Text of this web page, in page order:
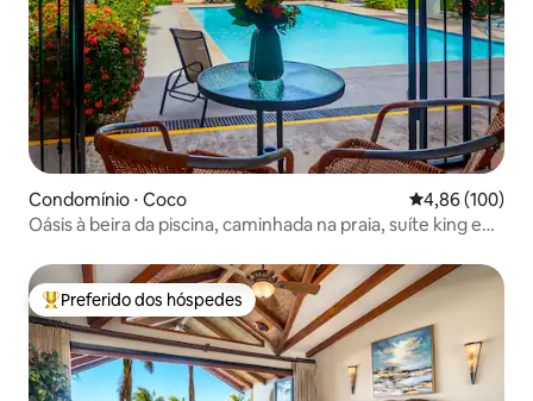
Condomínio ⋅ Coco 4,86 de uma
4,86 (100)
Oásis à beira da piscina, caminhada na praia, suíte king e
Entre os melhores preferidos dos hóspedes
Preferido dos hóspedes